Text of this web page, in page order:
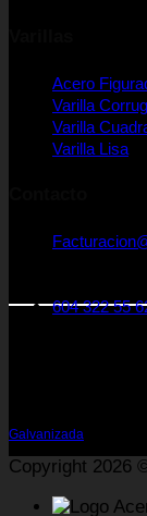
Acero
Varilla
Varilla
Varilla Lisa
604 322 55
Galvanizada
Copyright 2026